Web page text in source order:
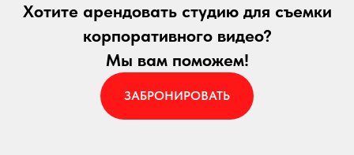
Хотите арендовать студию для съемки
корпоративного видео?
Мы вам поможем!
ЗАБРОНИРОВАТЬ